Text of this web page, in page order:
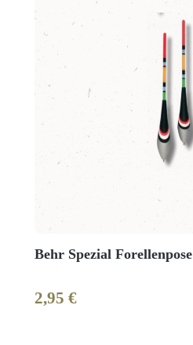
Behr Spezial Forellenpose
Regulärer Preis:
2,95 €